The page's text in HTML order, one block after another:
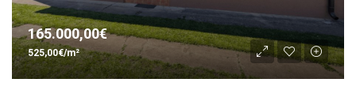
165.000,00€
525,00€/m²